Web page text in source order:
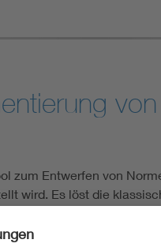
zum Entwerfen von
wird. Es löst die
Tabellen ab und